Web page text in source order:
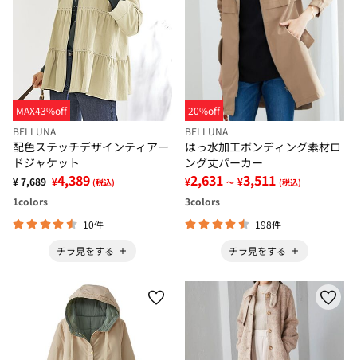
MAX43%off
BELLUNA
配色ステッチデザインティアー
ドジャケット
¥ 7,689 ¥4,389 (税込)
1colors
10件
チラ見をする
20%off
BELLUNA
はっ水加工ボンディング素材ロ
ング丈パーカー
¥2,631 ～ ¥3,511 (税込)
3colors
198件
チラ見をする